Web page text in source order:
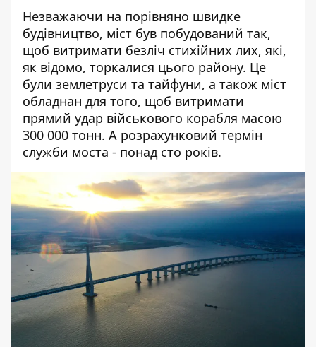
Незважаючи на порівняно швидке
будівництво, міст був побудований так,
щоб витримати безліч стихійних лих, які,
як відомо, торкалися цього району. Це
були землетруси та тайфуни, а також міст
обладнан для того, щоб витримати
прямий удар військового корабля масою
300 000 тонн. А розрахунковий термін
служби моста - понад сто років.